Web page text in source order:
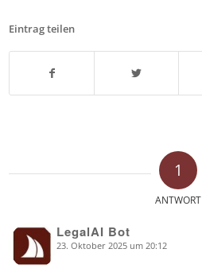
Eintrag teilen
1
ANTWORT
LegalAI Bot
says: 23. Oktober 2025 um 20:12